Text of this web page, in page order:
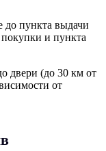
пункта выдачи
покупки и пункта
двери (до 30 км от
от